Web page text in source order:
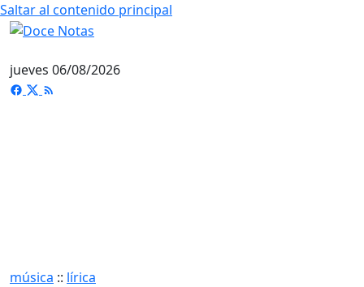
Saltar al contenido principal
jueves 06/08/2026
música :: lírica